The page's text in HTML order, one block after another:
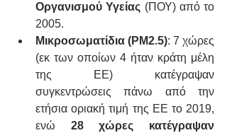
Οργανισμού Υγείας (ΠΟΥ) από το
2005.
Μικροσωματίδια (PM2.5): 7 χώρες
(εκ των οποίων 4 ήταν κράτη μέλη
της ΕΕ) κατέγραψαν
συγκεντρώσεις πάνω από την
ετήσια οριακή τιμή της ΕΕ το 2019,
ενώ 28 χώρες κατέγραψαν